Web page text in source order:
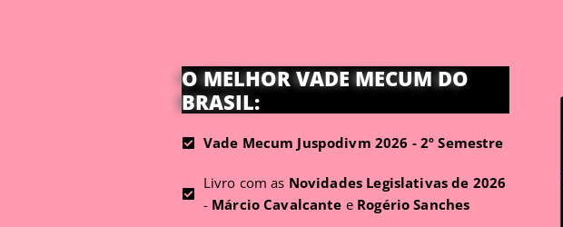
O MELHOR VADE MECUM DO
BRASIL:
Vade Mecum Juspodivm 2026 - 2º Semestre
Livro com as Novidades Legislativas de 2026
- Márcio Cavalcante e Rogério Sanches